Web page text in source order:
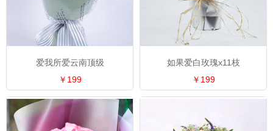
爱我所爱云南顶级
￥199
如果爱白玫瑰x11枝
￥199